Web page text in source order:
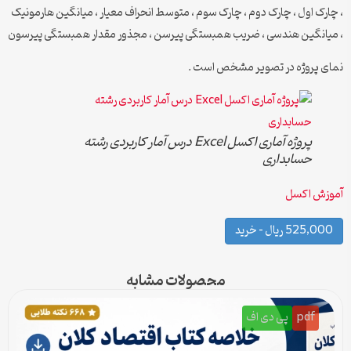
، چارک اول ، چارک دوم ، چارک سوم ، متوسط انحراف معیار ، میانگین هارمونیک
، میانگین هندسی ، ضریب همبستگی پیرسن ، مجذور مقدار همبستگی پیرسون
نمای پروژه در تصویر مشخص است .
پروژه آماری اکسل Excel درس آمار کاربردی رشته
حسابداری
آموزش اکسل
525,000 ریال – خرید
محصولات مشابه
pdf پی دی اف